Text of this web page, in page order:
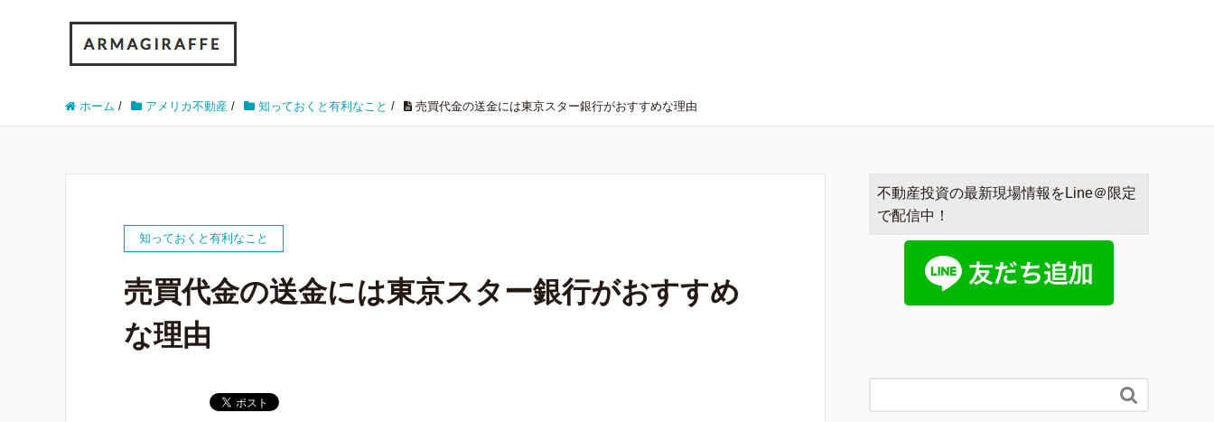
ホーム / アメリカ不動産 / 知っておくと有利なこと / 売買代金の送金には東京スター銀行がおすすめな理由
知っておくと有利なこと
売買代金の送金には東京スター銀行がおすすめ
な理由
不動産投資の最新現場情報をLine＠限定
で配信中！
